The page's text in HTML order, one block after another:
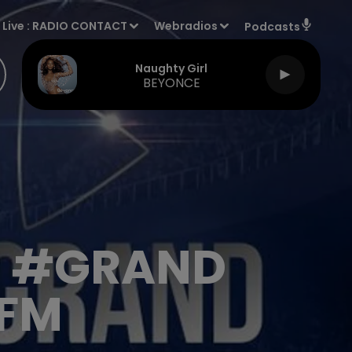
Live : RADIO CONTACT Webradios Podcasts
Naughty Girl
BEYONCE
#GRAND